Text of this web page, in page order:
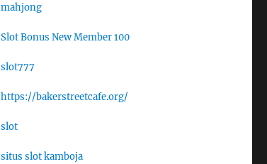
mahjong
Slot Bonus New Member 100
slot777
https://bakerstreetcafe.org/
slot
situs slot kamboja